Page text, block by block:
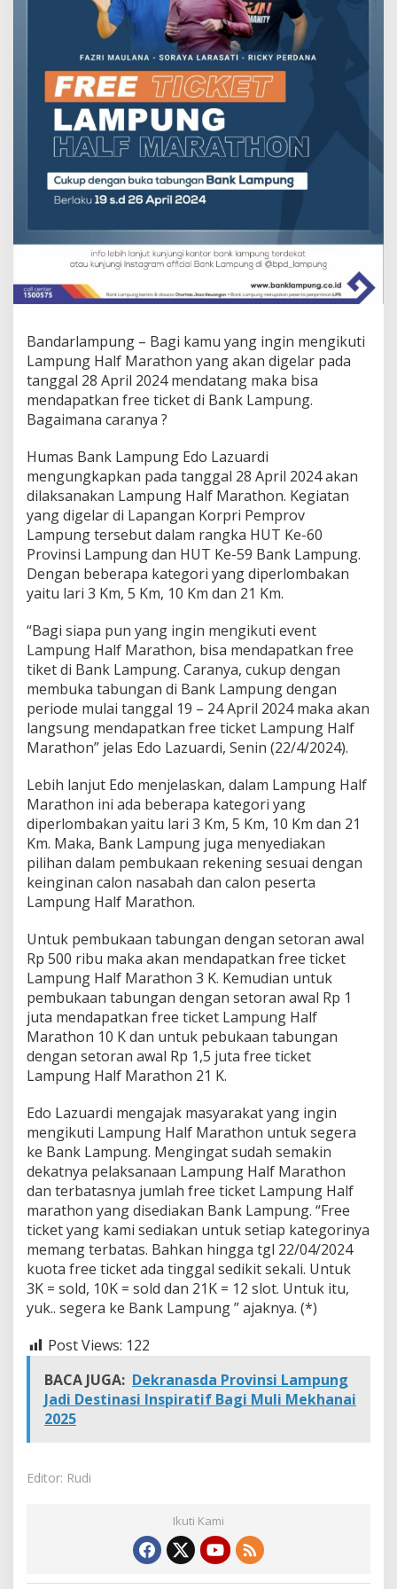
M
a
a
t
h
o
n
G
t
i
?
k
e
a
L
a
m
p
u
n
A
j
a
Bandarlampung – Bagi kamu yang ingin mengikuti
Lampung Half Marathon yang akan digelar pada
tanggal 28 April 2024 mendatang maka bisa
mendapatkan free ticket di Bank Lampung.
Bagaimana caranya ?
Humas Bank Lampung Edo Lazuardi
mengungkapkan pada tanggal 28 April 2024 akan
dilaksanakan Lampung Half Marathon. Kegiatan
yang digelar di Lapangan Korpri Pemprov
Lampung tersebut dalam rangka HUT Ke-60
Provinsi Lampung dan HUT Ke-59 Bank Lampung.
Dengan beberapa kategori yang diperlombakan
yaitu lari 3 Km, 5 Km, 10 Km dan 21 Km.
“Bagi siapa pun yang ingin mengikuti event
Lampung Half Marathon, bisa mendapatkan free
tiket di Bank Lampung. Caranya, cukup dengan
membuka tabungan di Bank Lampung dengan
periode mulai tanggal 19 – 24 April 2024 maka akan
langsung mendapatkan free ticket Lampung Half
Marathon” jelas Edo Lazuardi, Senin (22/4/2024).
Lebih lanjut Edo menjelaskan, dalam Lampung Half
Marathon ini ada beberapa kategori yang
diperlombakan yaitu lari 3 Km, 5 Km, 10 Km dan 21
Km. Maka, Bank Lampung juga menyediakan
pilihan dalam pembukaan rekening sesuai dengan
keinginan calon nasabah dan calon peserta
Lampung Half Marathon.
Untuk pembukaan tabungan dengan setoran awal
Rp 500 ribu maka akan mendapatkan free ticket
Lampung Half Marathon 3 K. Kemudian untuk
pembukaan tabungan dengan setoran awal Rp 1
juta mendapatkan free ticket Lampung Half
Marathon 10 K dan untuk pebukaan tabungan
dengan setoran awal Rp 1,5 juta free ticket
Lampung Half Marathon 21 K.
Edo Lazuardi mengajak masyarakat yang ingin
mengikuti Lampung Half Marathon untuk segera
ke Bank Lampung. Mengingat sudah semakin
dekatnya pelaksanaan Lampung Half Marathon
dan terbatasnya jumlah free ticket Lampung Half
marathon yang disediakan Bank Lampung. “Free
ticket yang kami sediakan untuk setiap kategorinya
memang terbatas. Bahkan hingga tgl 22/04/2024
kuota free ticket ada tinggal sedikit sekali. Untuk
3K = sold, 10K = sold dan 21K = 12 slot. Untuk itu,
yuk.. segera ke Bank Lampung ” ajaknya. (*)
Post Views: 122
BACA JUGA: Dekranasda Provinsi Lampung
Jadi Destinasi Inspiratif Bagi Muli Mekhanai
2025
Editor: Rudi
Ikuti Kami